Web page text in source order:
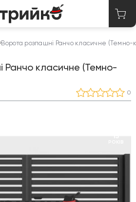
Ворота розпашні Ранчо класичне (Темно-
Ранчо класичне (Темно-
0